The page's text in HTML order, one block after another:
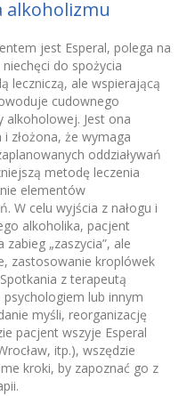
alkoholizmu
jest Esperal, polega na
do spożycia
leczniczą, ale wspierającą
cudownego
alkoholowej. Jest ona
złożona, że wymaga
oddziaływań
metodę leczenia
elementów
W celu wyjścia z nałogu i
alkoholika, pacjent
„zaszycia”, ale
zastosowanie kroplówek
z terapeutą
lub innym
myśli, reorganizację
pacjent wszyje Esperal
itp.), wszędzie
kroki, by zapoznać go z